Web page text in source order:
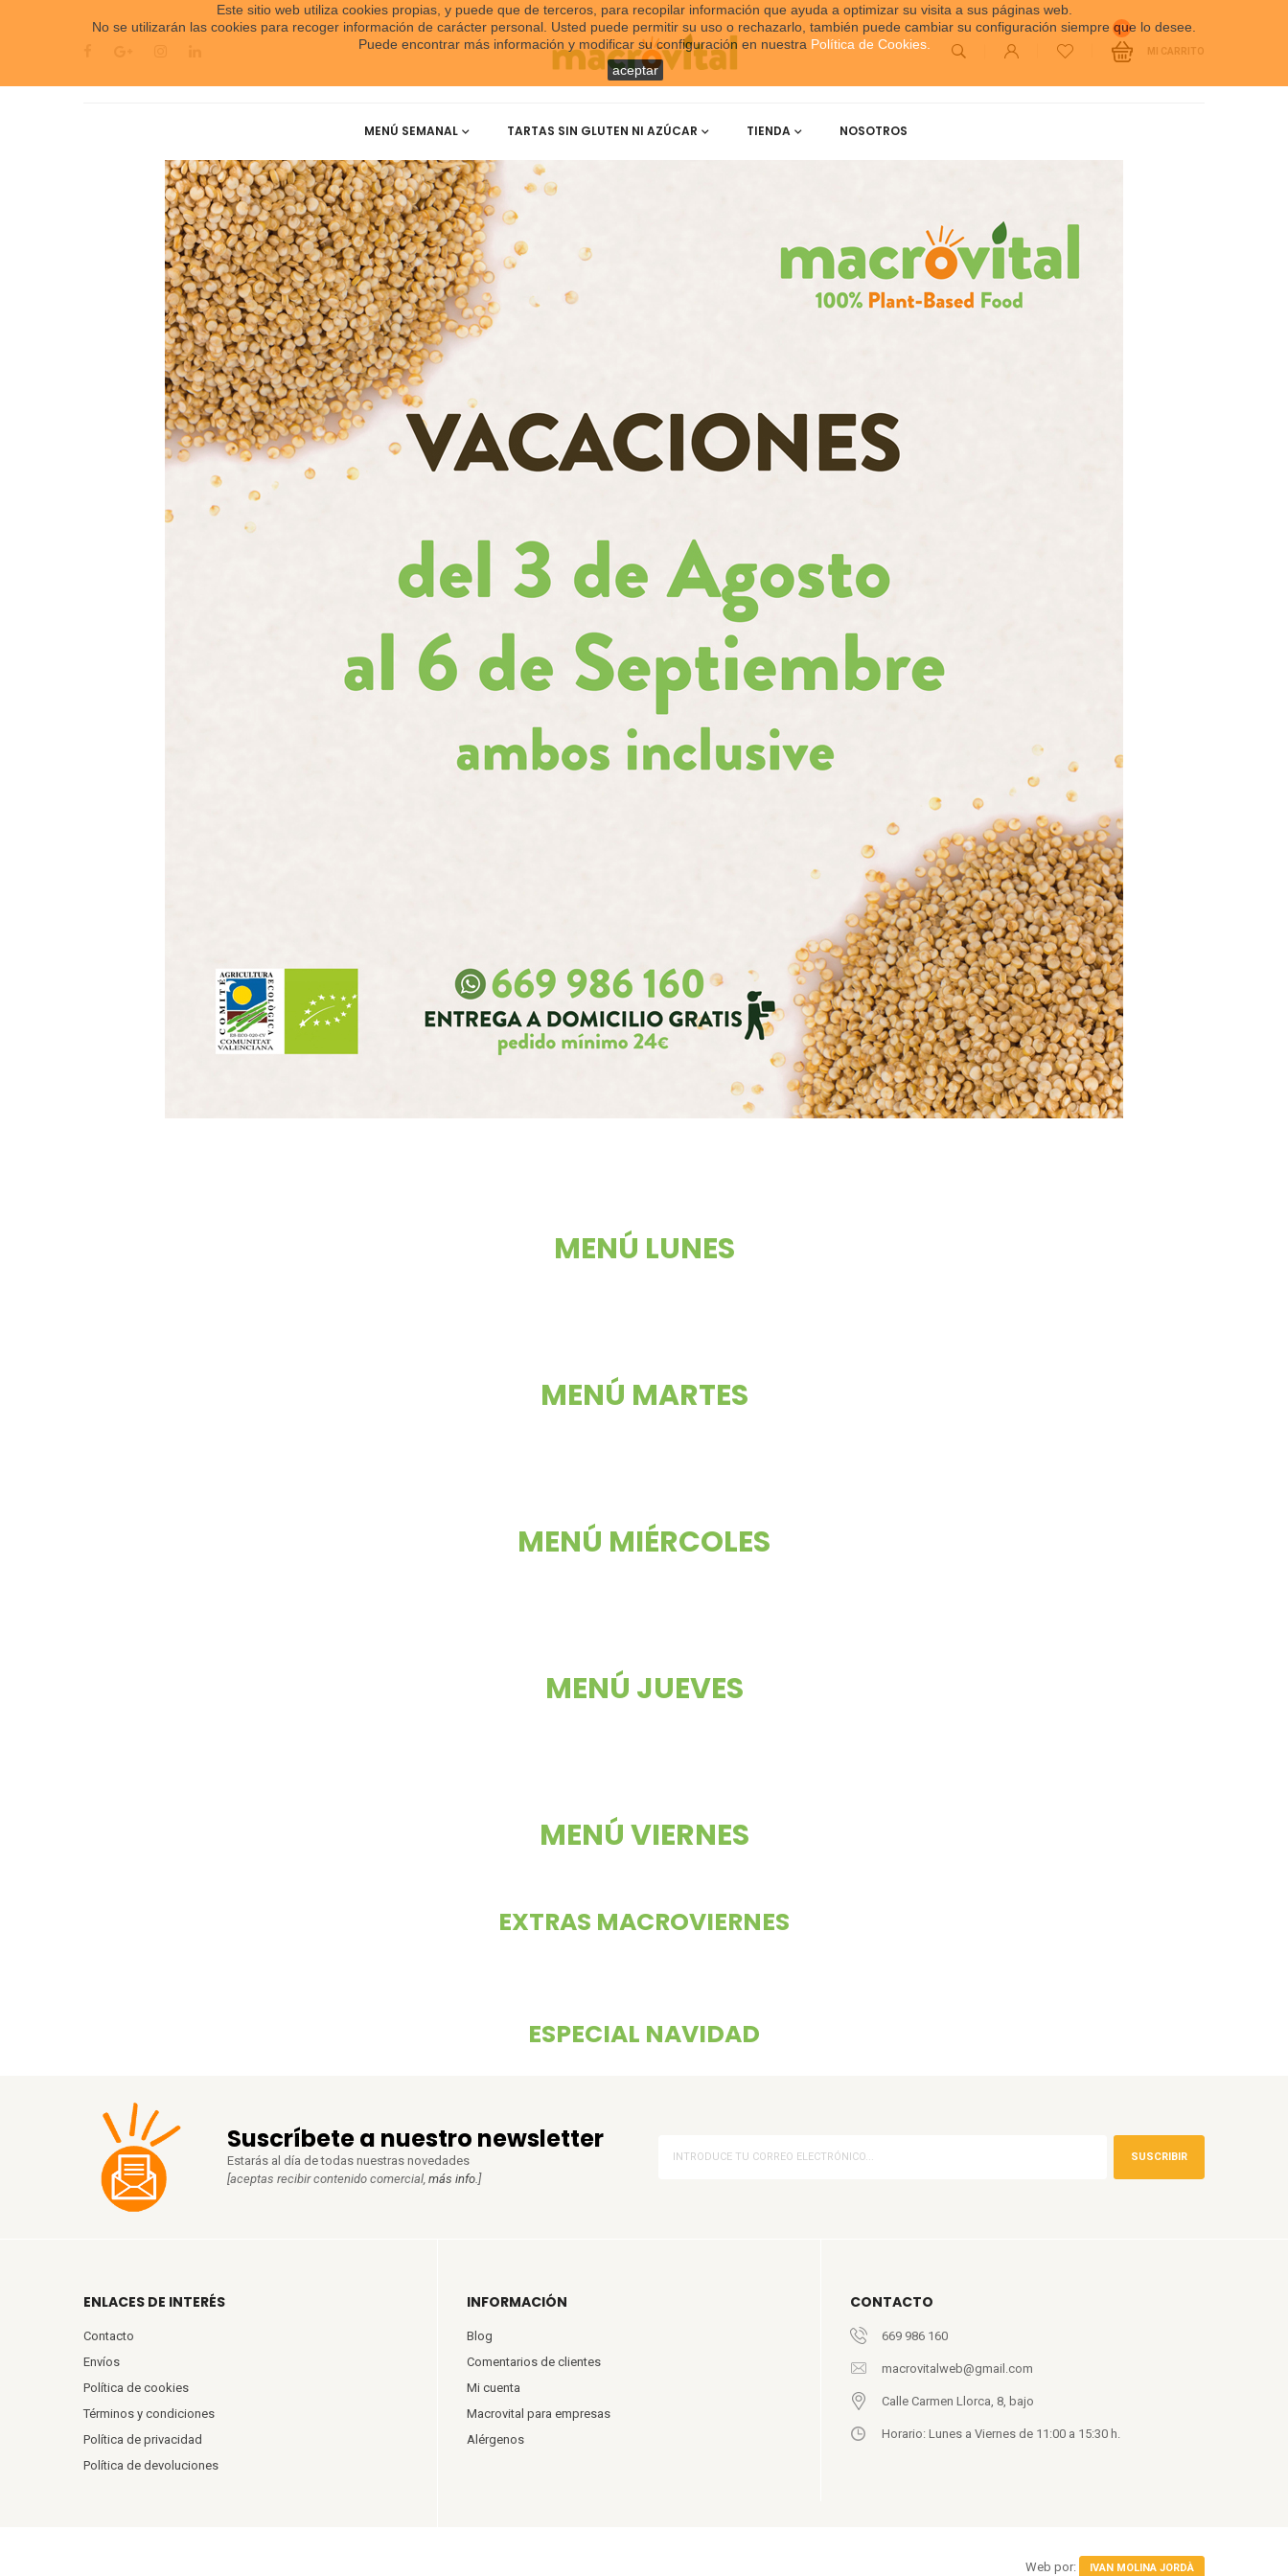
Este sitio web utiliza cookies propias, y puede que de terceros, para recopilar información que ayuda a optimizar su visita a sus páginas web.
No se utilizarán las cookies para recoger información de carácter personal. Usted puede permitir su uso o rechazarlo, también puede cambiar su configuración siempre que lo desee.
Puede encontrar más información y modificar su configuración en nuestra Política de Cookies.
aceptar
MI CARRITO
0
MENÚ SEMANAL TARTAS SIN GLUTEN NI AZÚCAR TIENDA NOSOTROS
MENÚ LUNES
MENÚ MARTES
MENÚ MIÉRCOLES
MENÚ JUEVES
MENÚ VIERNES
EXTRAS MACROVIERNES
ESPECIAL NAVIDAD
Suscríbete a nuestro newsletter
Estarás al día de todas nuestras novedades
[aceptas recibir contenido comercial, más info. ]
SUSCRIBIR
ENLACES DE INTERÉS
Contacto
Envíos
Política de cookies
Términos y condiciones
Política de privacidad
Política de devoluciones
INFORMACIÓN
Blog
Comentarios de clientes
Mi cuenta
Macrovital para empresas
Alérgenos
CONTACTO
669 986 160
macrovitalweb@gmail.com
Calle Carmen Llorca, 8, bajo
Horario: Lunes a Viernes de 11:00 a 15:30 h.
Web por: IVAN MOLINA JORDÀ